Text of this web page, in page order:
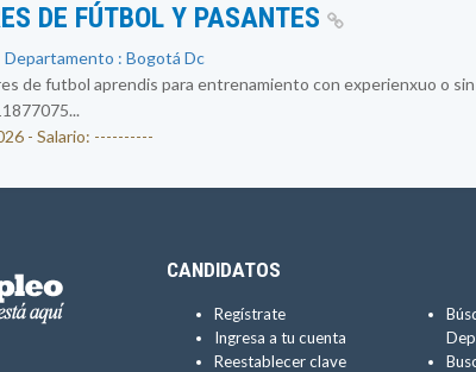
DE FÚTBOL Y PASANTES
: Bogotá Dc
de futbol aprendis para entrenamiento con experienxuo o
- Salario: ----------
CANDIDATOS
Regístrate
Ingresa a tu cuenta
Reestablecer clave